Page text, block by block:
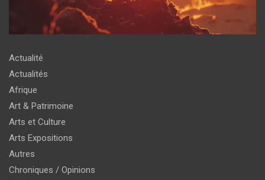
Actualité
Actualités
Afrique
Art & Patrimoine
Arts et Culture
Arts Expositions
Autres
Chroniques / Opinions